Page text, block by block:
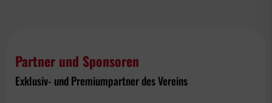
Partner und Sponsoren
Exklusiv- und Premiumpartner des Vereins